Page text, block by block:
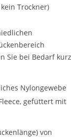
Trockner)
Sie bei Bedarf kurz
Nylongewebe
gefüttert mit
von